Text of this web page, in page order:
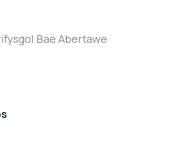
Bae Abertawe